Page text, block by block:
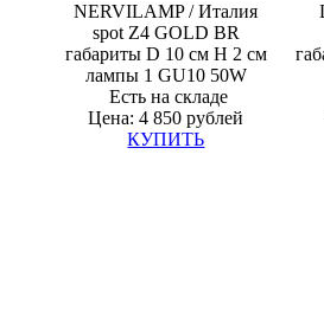
NERVILAMP / Италия
spot Z4 GOLD BR
габариты D 10 см H 2 см
лампы 1 GU10 50W
Есть на складе
Цена: 4 850 рублей
КУПИТЬ